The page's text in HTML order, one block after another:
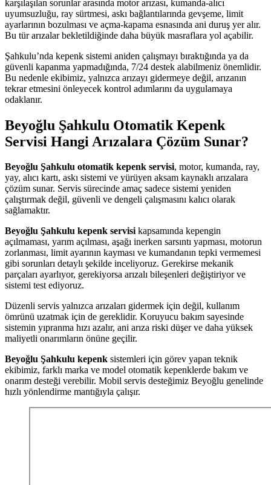
karşılaşılan sorunlar arasında motor arızası, kumanda-alıcı
uyumsuzluğu, ray sürtmesi, askı bağlantılarında gevşeme, limit
ayarlarının bozulması ve açma-kapama esnasında ani duruş yer alır.
Bu tür arızalar bekletildiğinde daha büyük masraflara yol açabilir.
Şahkulu’nda kepenk sistemi aniden çalışmayı bıraktığında ya da
güvenli kapanma yapmadığında, 7/24 destek alabilmeniz önemlidir.
Bu nedenle ekibimiz, yalnızca arızayı gidermeye değil, arızanın
tekrar etmesini önleyecek kontrol adımlarını da uygulamaya
odaklanır.
Beyoğlu Şahkulu Otomatik Kepenk
Servisi Hangi Arızalara Çözüm Sunar?
Beyoğlu Şahkulu otomatik kepenk servisi, motor, kumanda, ray,
yay, alıcı kartı, askı sistemi ve yürüyen aksam kaynaklı arızalara
çözüm sunar. Servis sürecinde amaç sadece sistemi yeniden
çalıştırmak değil, güvenli ve dengeli çalışmasını kalıcı olarak
sağlamaktır.
Beyoğlu Şahkulu kepenk servisikapsamında kepengin
açılmaması, yarım açılması, aşağı inerken sarsıntı yapması, motorun
zorlanması, limit ayarının kayması ve kumandanın tepki vermemesi
gibi sorunları detaylı şekilde inceliyoruz. Gerekirse mekanik
parçaları ayarlıyor, gerekiyorsa arızalı bileşenleri değiştiriyor ve
sistemi test ediyoruz.
Düzenli servis yalnızca arızaları gidermek için değil, kullanım
ömrünü uzatmak için de gereklidir. Koruyucu bakım sayesinde
sistemin yıpranma hızı azalır, ani arıza riski düşer ve daha yüksek
maliyetli onarımların önüne geçilir.
Beyoğlu Şahkulu kepenk sistemleri için görev yapan teknik
ekibimiz, farklı marka ve model otomatik kepenklerde bakım ve
onarım desteği verebilir. Mobil servis desteğimiz Beyoğlu genelinde
hızlı yönlendirme mantığıyla çalışır.